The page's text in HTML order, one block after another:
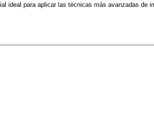
ideal para aplicar las técnicas más avanzadas de